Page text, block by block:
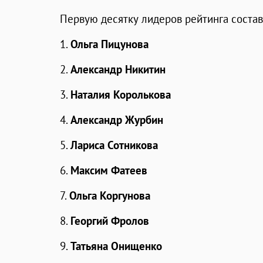
Первую десятку лидеров рейтинга
1. Ольга Пицунова
2. Александр Никитин
3. Наталия Королькова
4. Александр Журбин
5.Лариса Сотникова
6. Максим Фатеев
7. Ольга Коргунова
8. Георгий Фролов
9. Татьяна Онищенко